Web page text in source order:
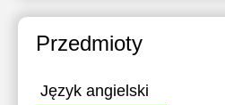
Przedmioty
Język angielski
terminów
11:30 11:30